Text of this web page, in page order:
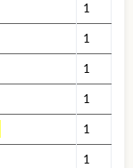
1
1
1
1
1
1